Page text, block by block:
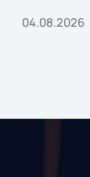
04.08.2026